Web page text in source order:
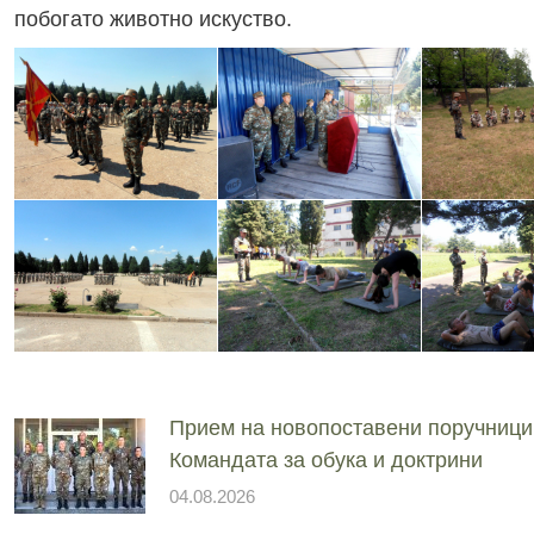
побогато животно искуство.
Прием на новопоставени
Командата за обука и доктрини
04.08.2026